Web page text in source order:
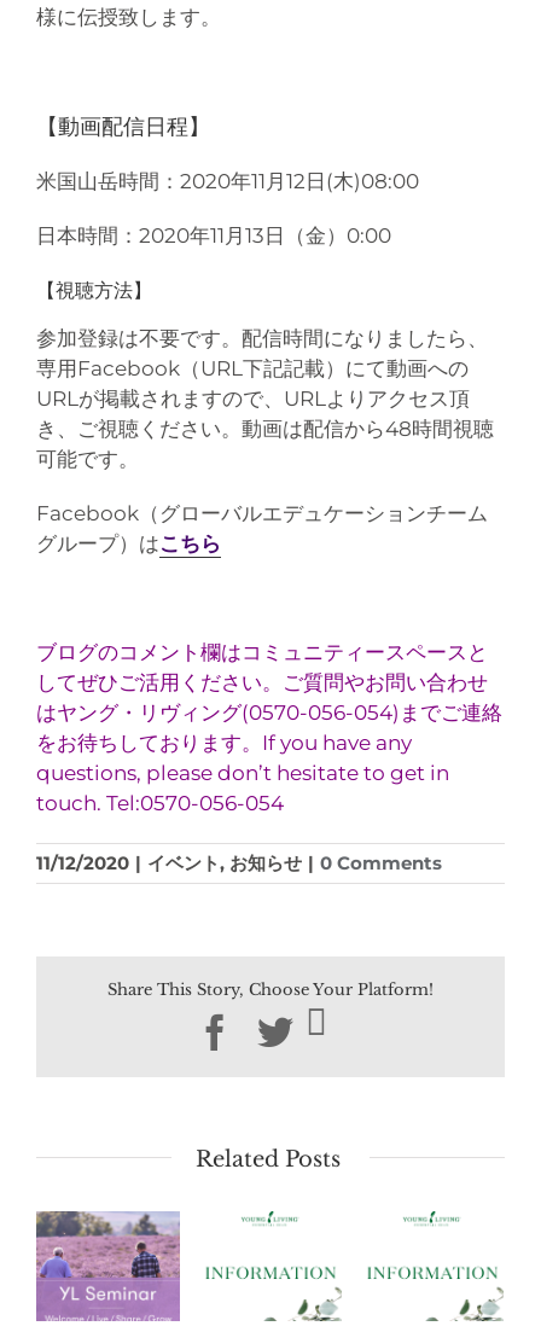
様に伝授致します。
【動画配信日程】
米国山岳時間：2020年11月12日(木)08:00
日本時間：2020年11月13日（金）0:00
【視聴方法】
参加登録は不要です。配信時間になりましたら、
専用Facebook（URL下記記載）にて動画への
URLが掲載されますので、URLよりアクセス頂
き、ご視聴ください。動画は配信から48時間視聴
可能です。
Facebook（グローバルエデュケーションチーム
グループ）はこちら
ブログのコメント欄はコミュニティースペースと
してぜひご活用ください。ご質問やお問い合わせ
はヤング・リヴィング(0570-056-054)までご連絡
をお待ちしております。If you have any
questions, please don’t hesitate to get in
touch. Tel:0570-056-054
11/12/2020 | イベント, お知らせ | 0 Comments
Share This Story, Choose Your Platform!
Facebook
Twitter
Related Posts